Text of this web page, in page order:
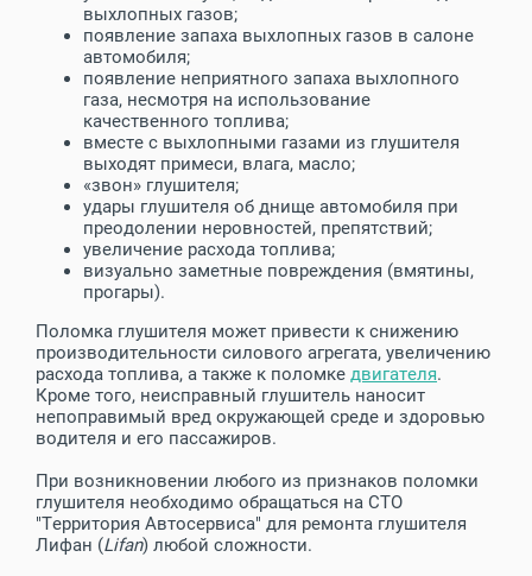
выхлопных газов;
появление запаха выхлопных газов в салоне
автомобиля;
появление неприятного запаха выхлопного
газа, несмотря на использование
качественного топлива;
вместе с выхлопными газами из глушителя
выходят примеси, влага, масло;
«звон» глушителя;
удары глушителя об днище автомобиля при
преодолении неровностей, препятствий;
увеличение расхода топлива;
визуально заметные повреждения (вмятины,
прогары).
Поломка глушителя может привести к снижению
производительности силового агрегата, увеличению
расхода топлива, а также к поломке двигателя.
Кроме того, неисправный глушитель наносит
непоправимый вред окружающей среде и здоровью
водителя и его пассажиров.
При возникновении любого из признаков поломки
глушителя необходимо обращаться на СТО
"Территория Автосервиса" для ремонта глушителя
Лифан (Lifan) любой сложности.